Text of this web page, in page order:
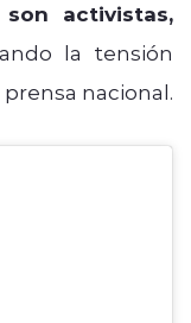
activistas,
la tensión
nacional.